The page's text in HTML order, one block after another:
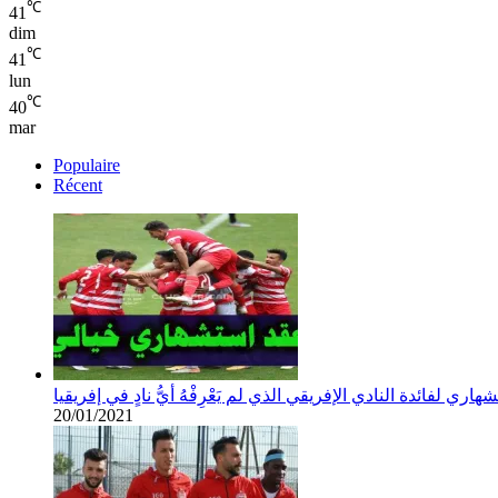
41 ℃
dim
41℃
lun
40℃
mar
Populaire
Récent
لفائدة النادي الإفريقي الذي لم يَعْرِفْهُ أيُّ نادٍ في إفريقيا
20/01/2021